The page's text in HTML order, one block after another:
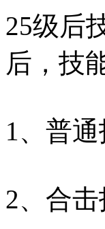
25级后
后，技
1、普
2、合